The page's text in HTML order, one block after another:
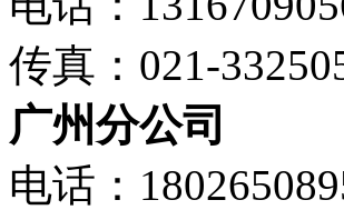
传真：021-
广州分公司
电话：